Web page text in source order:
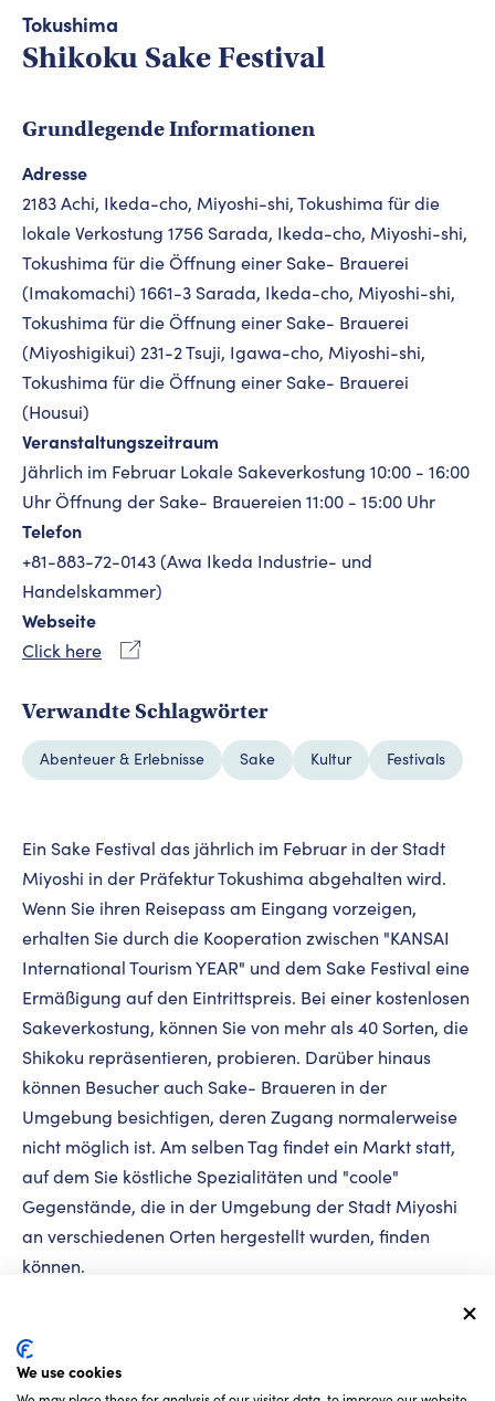
Tokushima
Shikoku Sake Festival
Ein Sake Festival das jährlich im Februar in der Stadt
Miyoshi in der Präfektur Tokushima abgehalten wird.
Wenn Sie ihren Reisepass am Eingang vorzeigen,
erhalten Sie durch die Kooperation zwischen "KANSAI
International Tourism YEAR" und dem Sake Festival eine
Ermäßigung auf den Eintrittspreis. Bei einer kostenlosen
Sakeverkostung, können Sie von mehr als 40 Sorten, die
Shikoku repräsentieren, probieren. Darüber hinaus
können Besucher auch Sake- Braueren in der
Umgebung besichtigen, deren Zugang normalerweise
nicht möglich ist. Am selben Tag findet ein Markt statt,
auf dem Sie köstliche Spezialitäten und "coole"
Gegenstände, die in der Umgebung der Stadt Miyoshi
an verschiedenen Orten hergestellt wurden, finden
können.
Grundlegende Informationen
Adresse
2183 Achi, Ikeda-cho, Miyoshi-shi, Tokushima für die
lokale Verkostung 1756 Sarada, Ikeda-cho, Miyoshi-shi,
Tokushima für die Öffnung einer Sake- Brauerei
(Imakomachi) 1661-3 Sarada, Ikeda-cho, Miyoshi-shi,
Tokushima für die Öffnung einer Sake- Brauerei
(Miyoshigikui) 231-2 Tsuji, Igawa-cho, Miyoshi-shi,
Tokushima für die Öffnung einer Sake- Brauerei
(Housui)
Veranstaltungszeitraum
Jährlich im Februar Lokale Sakeverkostung 10:00 - 16:00
Uhr Öffnung der Sake- Brauereien 11:00 - 15:00 Uhr
Telefon
+81-883-72-0143 (Awa Ikeda Industrie- und
Handelskammer)
Webseite
Click here
Verwandte Schlagwörter
Abenteuer & Erlebnisse Sake Kultur Festivals
We use cookies